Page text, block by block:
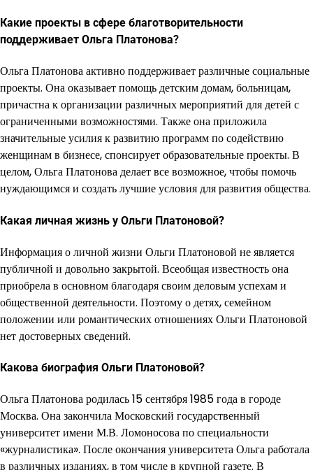
Какие проекты в сфере благотворительности
поддерживает Ольга Платонова?
Ольга Платонова активно поддерживает различные социальные
проекты. Она оказывает помощь детским домам, больницам,
причастна к организации различных мероприятий для детей с
ограниченными возможностями. Также она приложила
значительные усилия к развитию программ по содействию
женщинам в бизнесе, спонсирует образовательные проекты. В
целом, Ольга Платонова делает все возможное, чтобы помочь
нуждающимся и создать лучшие условия для развития общества.
Какая личная жизнь у Ольги Платоновой?
Информация о личной жизни Ольги Платоновой не является
публичной и довольно закрытой. Всеобщая известность она
приобрела в основном благодаря своим деловым успехам и
общественной деятельности. Поэтому о детях, семейном
положении или романтических отношениях Ольги Платоновой
нет достоверных сведений.
Какова биография Ольги Платоновой?
Ольга Платонова родилась 15 сентября 1985 года в городе
Москва. Она закончила Московский государственный
университет имени М.В. Ломоносова по специальности
«журналистика». После окончания университета Ольга работала
в различных изданиях, в том числе в крупной газете. В